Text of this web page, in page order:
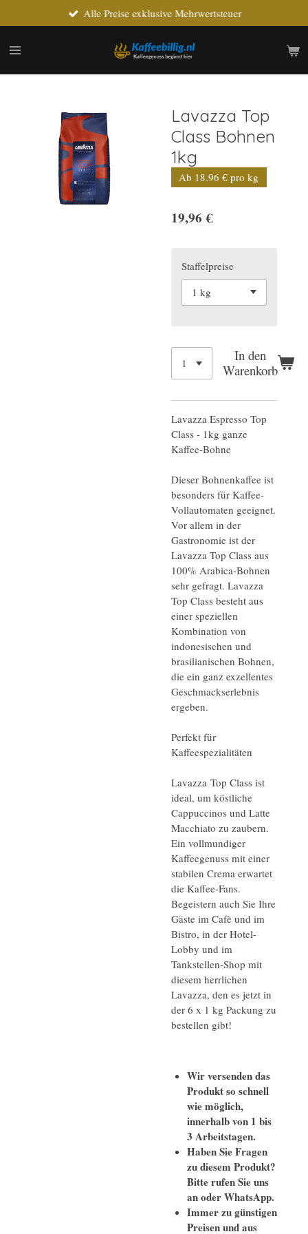
Hauptinhalt
springen
Alle Preise exklusive Mehrwertsteuer
Lavazza Top
Class Bohnen
1kg
Ab 18.96 € pro kg
19,96 €
Staffelpreise
In den
Warenkorb
Lavazza Espresso Top
Class - 1kg ganze
Kaffee-Bohne
Dieser Bohnenkaffee ist
besonders für Kaffee-
Vollautomaten geeignet.
Vor allem in der
Gastronomie ist der
Lavazza Top Class aus
100% Arabica-Bohnen
sehr gefragt. Lavazza
Top Class besteht aus
einer speziellen
Kombination von
indonesischen und
brasilianischen Bohnen,
die ein ganz exzellentes
Geschmackserlebnis
ergeben.
Perfekt für
Kaffeespezialitäten
Lavazza Top Class ist
ideal, um köstliche
Cappuccinos und Latte
Macchiato zu zaubern.
Ein vollmundiger
Kaffeegenuss mit einer
stabilen Crema erwartet
die Kaffee-Fans.
Begeistern auch Sie Ihre
Gäste im Cafè und im
Bistro, in der Hotel-
Lobby und im
Tankstellen-Shop mit
diesem herrlichen
Lavazza, den es jetzt in
der 6 x 1 kg Packung zu
bestellen gibt!
Wir versenden das
Produkt so schnell
wie möglich,
innerhalb von 1 bis
3 Arbeitstagen.
Haben Sie Fragen
zu diesem Produkt?
Bitte rufen Sie uns
an oder WhatsApp.
Immer zu günstigen
Preisen und aus